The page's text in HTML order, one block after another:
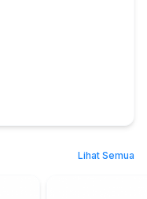
Lihat Semua